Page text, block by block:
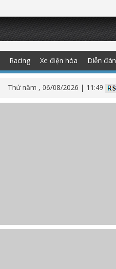
Racing Xe điện hóa Diễn đàn
Thứ năm , 06/08/2026 | 11:49